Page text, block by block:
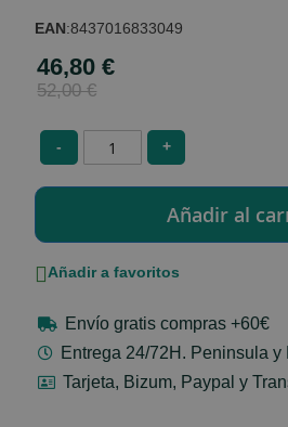
EAN:8437016833049
Special
Price
46,80 €
52,00 €
- +
Añadir a favoritos
Envío gratis compras +60€
Entrega 24/72H. Peninsula y
Tarjeta, Bizum, Paypal y